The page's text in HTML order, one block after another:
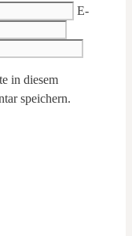
E-
in diesem
speichern.